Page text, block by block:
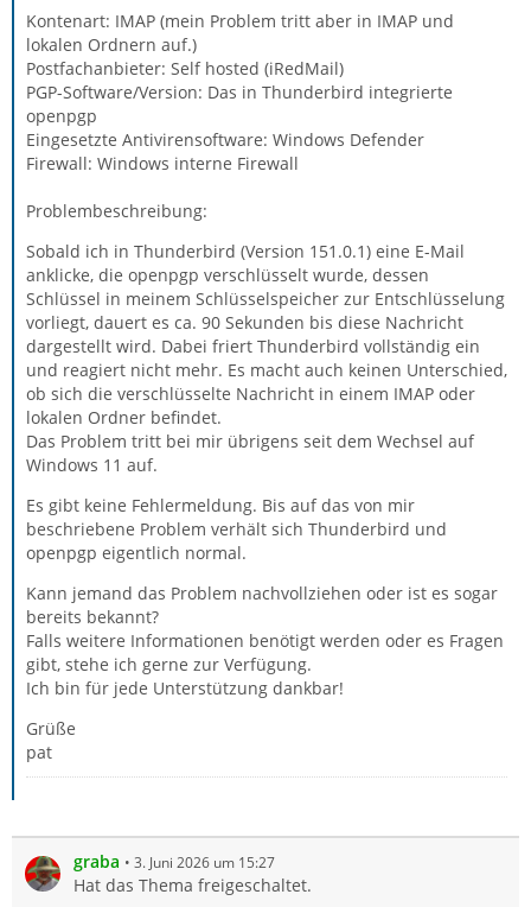
Kontenart: IMAP (mein Problem tritt aber in IMAP und
lokalen Ordnern auf.)
Postfachanbieter: Self hosted (iRedMail)
PGP-Software/Version: Das in Thunderbird integrierte
openpgp
Eingesetzte Antivirensoftware: Windows Defender
Firewall: Windows interne Firewall
Problembeschreibung:
Sobald ich in Thunderbird (Version 151.0.1) eine E-Mail
anklicke, die openpgp verschlüsselt wurde, dessen
Schlüssel in meinem Schlüsselspeicher zur Entschlüsselung
vorliegt, dauert es ca. 90 Sekunden bis diese Nachricht
dargestellt wird. Dabei friert Thunderbird vollständig ein
und reagiert nicht mehr. Es macht auch keinen Unterschied,
ob sich die verschlüsselte Nachricht in einem IMAP oder
lokalen Ordner befindet.
Das Problem tritt bei mir übrigens seit dem Wechsel auf
Windows 11 auf.
Es gibt keine Fehlermeldung. Bis auf das von mir
beschriebene Problem verhält sich Thunderbird und
openpgp eigentlich normal.
Kann jemand das Problem nachvollziehen oder ist es sogar
bereits bekannt?
Falls weitere Informationen benötigt werden oder es Fragen
gibt, stehe ich gerne zur Verfügung.
Ich bin für jede Unterstützung dankbar!
Grüße
pat
graba 3. Juni 2026 um 15:27
Hat das Thema freigeschaltet.